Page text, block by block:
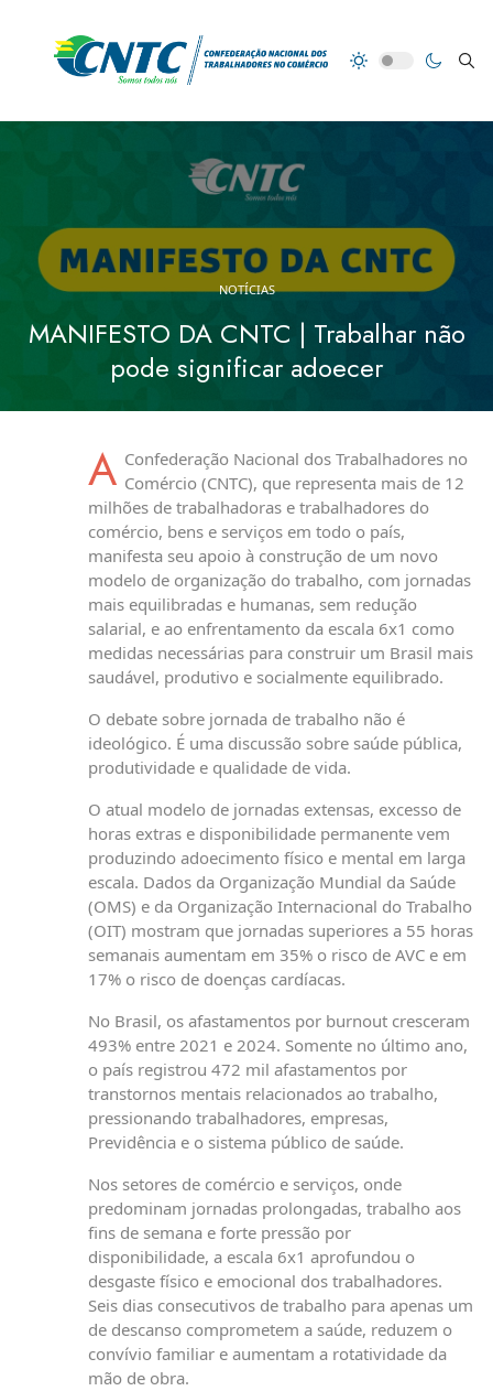
NOTÍCIAS
MANIFESTO DA CNTC | Trabalhar não
pode significar adoecer
A Confederação Nacional dos Trabalhadores no
Comércio (CNTC), que representa mais de 12
milhões de trabalhadoras e trabalhadores do
comércio, bens e serviços em todo o país,
manifesta seu apoio à construção de um novo
modelo de organização do trabalho, com jornadas
mais equilibradas e humanas, sem redução
salarial, e ao enfrentamento da escala 6x1 como
medidas necessárias para construir um Brasil mais
saudável, produtivo e socialmente equilibrado.
O debate sobre jornada de trabalho não é
ideológico. É uma discussão sobre saúde pública,
produtividade e qualidade de vida.
O atual modelo de jornadas extensas, excesso de
horas extras e disponibilidade permanente vem
produzindo adoecimento físico e mental em larga
escala. Dados da Organização Mundial da Saúde
(OMS) e da Organização Internacional do Trabalho
(OIT) mostram que jornadas superiores a 55 horas
semanais aumentam em 35% o risco de AVC e em
17% o risco de doenças cardíacas.
No Brasil, os afastamentos por burnout cresceram
493% entre 2021 e 2024. Somente no último ano,
o país registrou 472 mil afastamentos por
transtornos mentais relacionados ao trabalho,
pressionando trabalhadores, empresas,
Previdência e o sistema público de saúde.
Nos setores de comércio e serviços, onde
predominam jornadas prolongadas, trabalho aos
fins de semana e forte pressão por
disponibilidade, a escala 6x1 aprofundou o
desgaste físico e emocional dos trabalhadores.
Seis dias consecutivos de trabalho para apenas um
de descanso comprometem a saúde, reduzem o
convívio familiar e aumentam a rotatividade da
mão de obra.